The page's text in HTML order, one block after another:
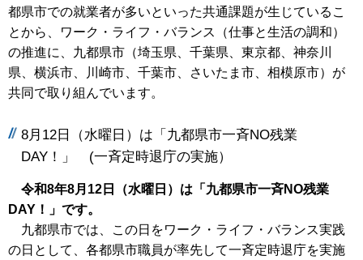
都県市での就業者が多いといった共通課題が生じているこ
とから、ワーク・ライフ・バランス（仕事と生活の調和）
の推進に、九都県市（埼玉県、千葉県、東京都、神奈川
県、横浜市、川崎市、千葉市、さいたま市、相模原市）が
共同で取り組んでいます。
8月12日（水曜日）は「九都県市一斉NO残業
DAY！」 (一斉定時退庁の実施）
令和8年8月12日（水曜日）は「九都県市一斉NO残業
DAY！」です。
九都県市では、この日をワーク・ライフ・バランス実践
の日として、各都県市職員が率先して一斉定時退庁を実施